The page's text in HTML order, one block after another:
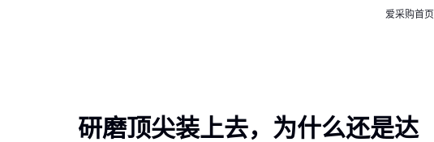
爱采购首页
研磨顶尖装上去，为什么还是达